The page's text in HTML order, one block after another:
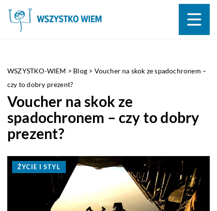
WSZYSTKO-WIEM > Blog > Voucher na skok ze spadochronem –
czy to dobry prezent?
Voucher na skok ze
spadochronem – czy to dobry
prezent?
ŻYCIE I STYL